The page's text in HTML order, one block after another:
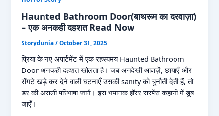
Haunted Bathroom Door(बाथरूम का दरवाज़ा)
– एक अनकही दहशत Read Now
Storydunia/October 31, 2025
प्रिया के नए अपार्टमेंट में एक रहस्यमय Haunted Bathroom
Door अनकही दहशत खोलता है। जब अनदेखी आवाज़ें, छायाएँ और
रोंगटे खड़े कर देने वाली घटनाएँ उसकी sanity को चुनौती देती हैं, तो
डर की असली परिभाषा जानें। इस भयानक हॉरर सस्पेंस कहानी में डूब
जाएँ।